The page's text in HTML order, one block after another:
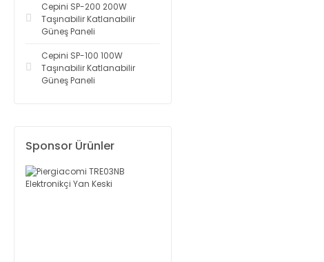
Cepini SP-200 200W
Taşınabilir Katlanabilir
Güneş Paneli
Cepini SP-100 100W
Taşınabilir Katlanabilir
Güneş Paneli
Sponsor Ürünler